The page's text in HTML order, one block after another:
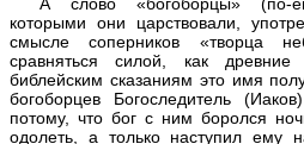
которыми они царствовали,
смысле соперников «творца
сравняться силой, как
библейским сказаниям это имя
богоборцев Богоследитель
потому, что бог с ним боролся
одолеть, а только наступил ему